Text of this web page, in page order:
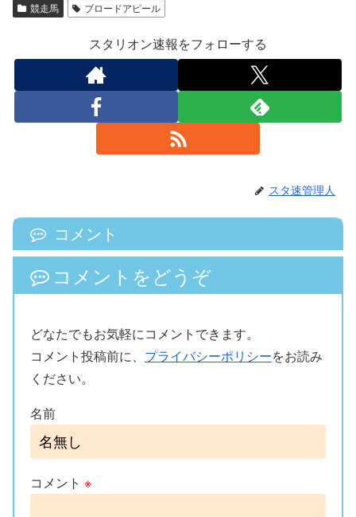
競走馬 ブロードアピール
スタリオン速報をフォローする
スタ速管理人
コメント
コメントをどうぞ
どなたでもお気軽にコメントできます。
コメント投稿前に、 プライバシーポリシーをお読み
ください。
名前
コメント ※